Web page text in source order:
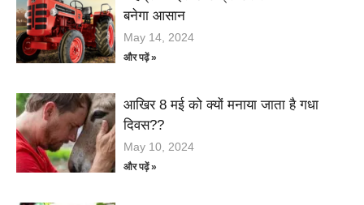
बनेगा आसान
May 14, 2024
और पढ़ें »
आखिर 8 मई को क्यों मनाया जाता है गधा
दिवस??
May 10, 2024
और पढ़ें »